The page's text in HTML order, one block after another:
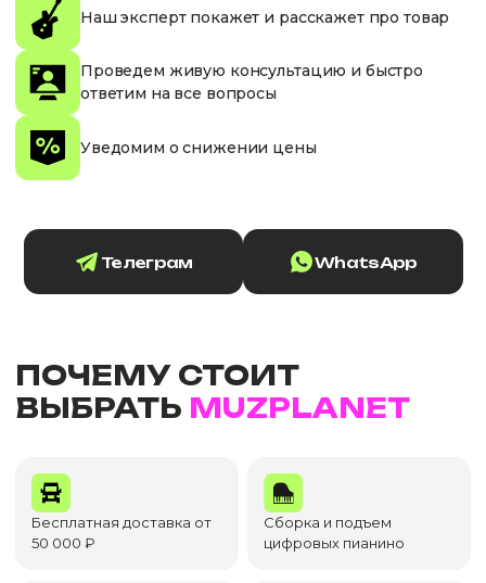
Наш эксперт покажет и расскажет про товар
Проведем живую консультацию и быстро
ответим на все вопросы
Уведомим о снижении цены
Телеграм WhatsApp
ПОЧЕМУ СТОИТ
ВЫБРАТЬ MUZPLANET
Бесплатная доставка от
50 000 ₽
Сборка и подъем
цифровых пианино